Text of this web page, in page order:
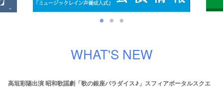
WHAT'S NEW
高垣彩陽出演 昭和歌謡劇「歌の銀座パラダイス♪」スフィアポータルスクエ